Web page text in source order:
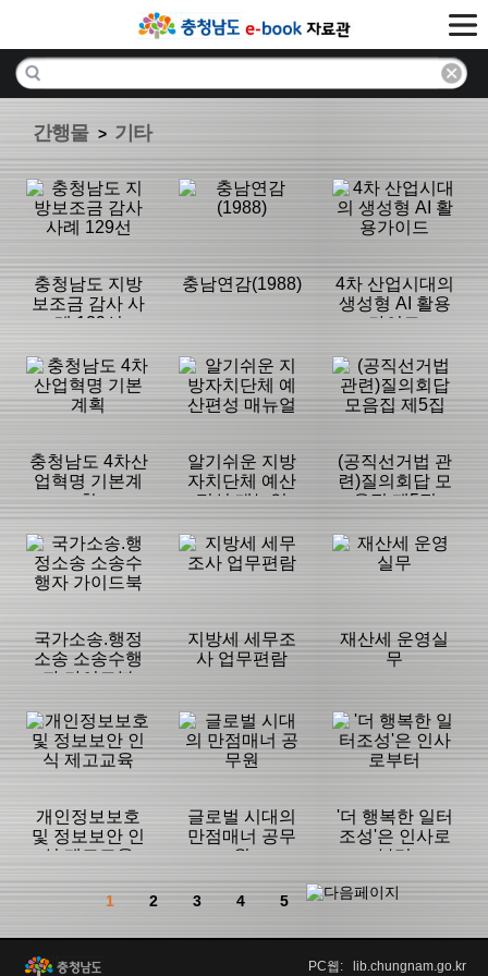
간행물 > 기타
충청남도 지방
보조금 감사 사
례 129선
분류명 : 기타
|
2024/03/17
충남연감(1988)
분류명 : 기타
|
2017/12/02
4차 산업시대의
생성형 AI 활용
가이드
분류명 : 기타
|
2023/07/20
충청남도 4차산
업혁명 기본계
획
분류명 : 기타
2020/12/17
문:9,749
알기쉬운 지방
자치단체 예산
편성 매뉴얼
분류명 : 기타
2017/12/03
문:6,674
(공직선거법 관
련)질의회답 모
음집 제5집
분류명 : 기타
2017/12/02
문:6,342
국가소송.행정
소송 소송수행
자 가이드북
분류명 : 기타
등록일 :
2017/12/03
|
지방세 세무조
사 업무편람
분류명 : 기타
등록일 :
2017/12/03
재산세 운영실
무
분류명 : 기타
|
등록일 :
2017/12/01
|
개인정보보호
및 정보보안 인
식 제고교육
분류명 : 기타
글로벌 시대의
만점매너 공무
원
분류명 : 기타
'더 행복한 일터
조성'은 인사로
부터
1 2 3 4 5
PC웹: lib.chungnam.go.kr